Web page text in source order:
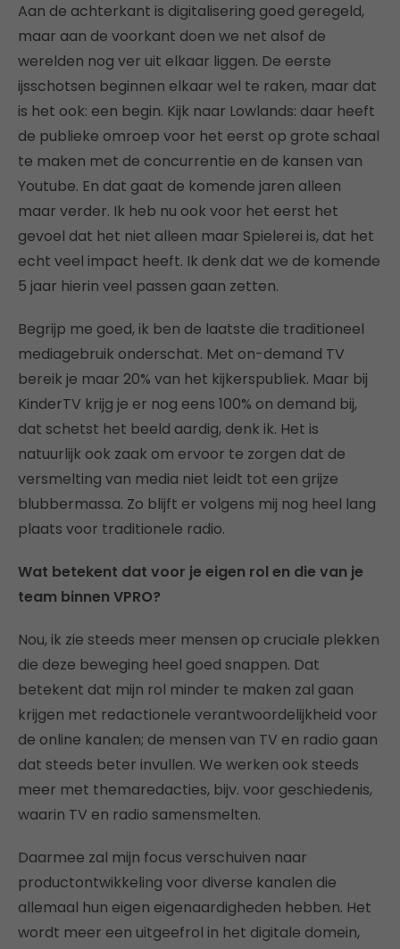
Aan de achterkant is digitalisering goed geregeld,
maar aan de voorkant doen we net alsof de
werelden nog ver uit elkaar liggen. De eerste
ijsschotsen beginnen elkaar wel te raken, maar dat
is het ook: een begin. Kijk naar Lowlands: daar heeft
de publieke omroep voor het eerst op grote schaal
te maken met de concurrentie en de kansen van
Youtube. En dat gaat de komende jaren alleen
maar verder. Ik heb nu ook voor het eerst het
gevoel dat het niet alleen maar Spielerei is, dat het
echt veel impact heeft. Ik denk dat we de komende
5 jaar hierin veel passen gaan zetten.
Begrijp me goed, ik ben de laatste die traditioneel
mediagebruik onderschat. Met on-demand TV
bereik je maar 20% van het kijkerspubliek. Maar bij
KinderTV krijg je er nog eens 100% on demand bij,
dat schetst het beeld aardig, denk ik. Het is
natuurlijk ook zaak om ervoor te zorgen dat de
versmelting van media niet leidt tot een grijze
blubbermassa. Zo blijft er volgens mij nog heel lang
plaats voor traditionele radio.
Wat betekent dat voor je eigen rol en die van je
team binnen VPRO?
Nou, ik zie steeds meer mensen op cruciale plekken
die deze beweging heel goed snappen. Dat
betekent dat mijn rol minder te maken zal gaan
krijgen met redactionele verantwoordelijkheid voor
de online kanalen; de mensen van TV en radio gaan
dat steeds beter invullen. We werken ook steeds
meer met themaredacties, bijv. voor geschiedenis,
waarin TV en radio samensmelten.
Daarmee zal mijn focus verschuiven naar
productontwikkeling voor diverse kanalen die
allemaal hun eigen eigenaardigheden hebben. Het
wordt meer een uitgeefrol in het digitale domein,